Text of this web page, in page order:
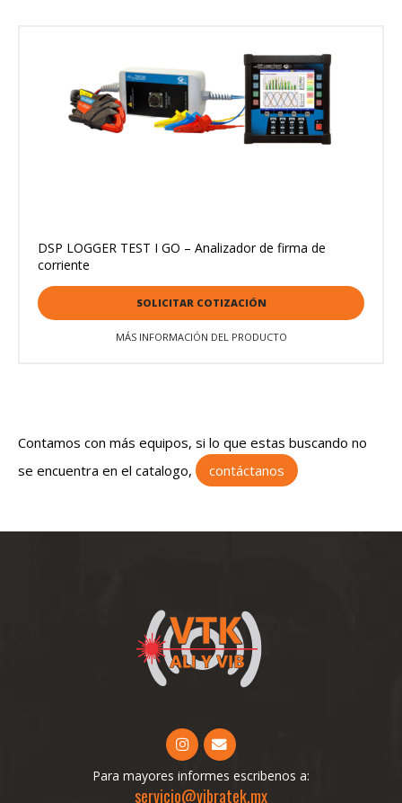
DSP LOGGER TEST I GO – Analizador de firma de
corriente
SOLICITAR COTIZACIÓN
MÁS INFORMACIÓN DEL PRODUCTO
Contamos con más equipos, si lo que estas buscando no
se encuentra en el catalogo,
contáctanos
Para mayores informes escribenos a:
servicio@vibratek.mx